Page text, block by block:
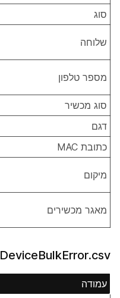
סוג
שלוחה
מספר טלפון
סוג מכשיר
דגם
כתובת MAC
מיקום
מאגר מכשירים
DeviceBulkError.csv
עמודה